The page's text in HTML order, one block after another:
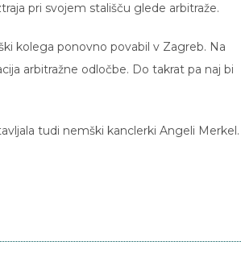
pri svojem stališču glede arbitraže.
kolega ponovno povabil v Zagreb. Na
arbitražne odločbe. Do takrat pa naj bi
tudi nemški kanclerki Angeli Merkel.